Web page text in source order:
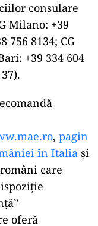
consulare
Milano: +39
756 8134; CG
+39 334 604
, pagin
în Italia şi
care
oferă